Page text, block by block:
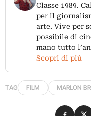
Classe 1989.
per il
arte. Vive per
possibile di
mano tutto
Scopri di più
TAG FILM MARLON